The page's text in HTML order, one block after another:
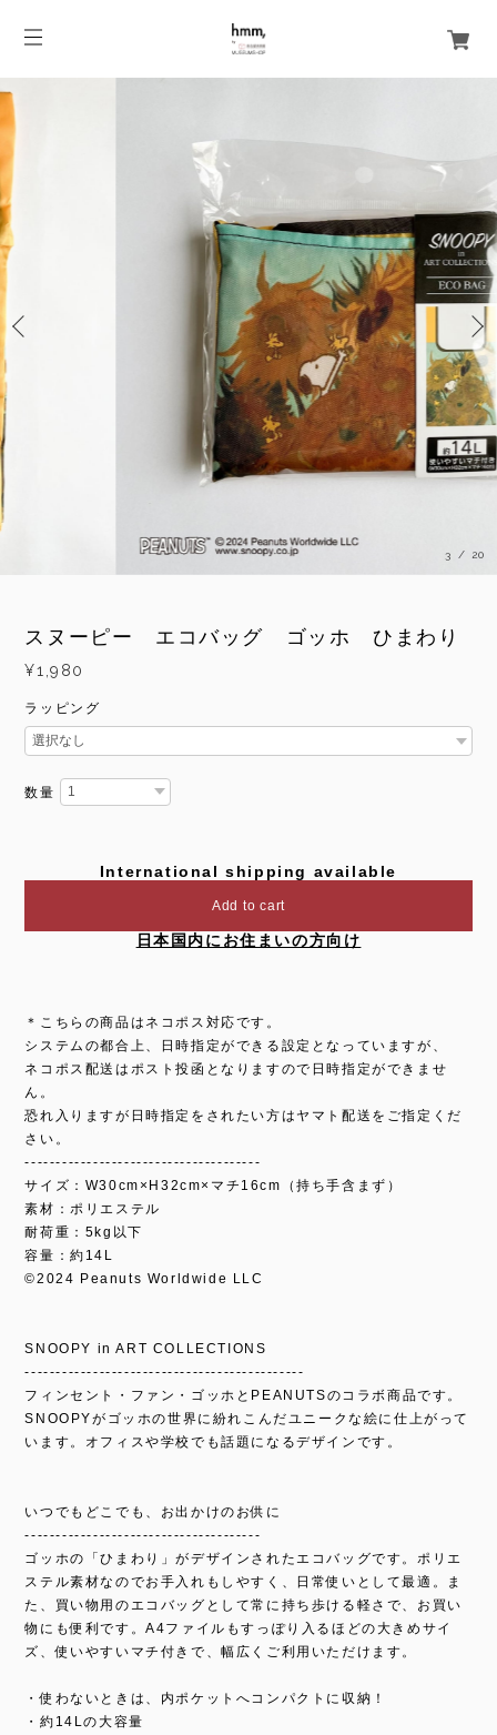
3 / 20
スヌーピー エコバッグ ゴッホ ひまわり
¥1,980
ラッピング
数量
International shipping available
Add to cart
日本国内にお住まいの方向け
＊こちらの商品はネコポス対応です。
システムの都合上、日時指定ができる設定となっていますが、
ネコポス配送はポスト投函となりますので日時指定ができませ
ん。
恐れ入りますが日時指定をされたい方はヤマト配送をご指定くだ
さい。
--------------------------------------
サイズ：W30cm×H32cm×マチ16cm（持ち手含まず）
素材：ポリエステル
耐荷重：5kg以下
容量：約14L
©︎2024 Peanuts Worldwide LLC
SNOOPY in ART COLLECTIONS
---------------------------------------------
フィンセント・ファン・ゴッホとPEANUTSのコラボ商品です。
SNOOPYがゴッホの世界に紛れこんだユニークな絵に仕上がって
います。オフィスや学校でも話題になるデザインです。
いつでもどこでも、お出かけのお供に
--------------------------------------
ゴッホの「ひまわり」がデザインされたエコバッグです。ポリエ
ステル素材なのでお手入れもしやすく、日常使いとして最適。ま
た、買い物用のエコバッグとして常に持ち歩ける軽さで、お買い
物にも便利です。A4ファイルもすっぽり入るほどの大きめサイ
ズ、使いやすいマチ付きで、幅広くご利用いただけます。
・使わないときは、内ポケットへコンパクトに収納！
・約14Lの大容量